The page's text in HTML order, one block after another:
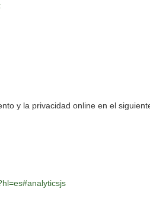
y la privacidad online en el